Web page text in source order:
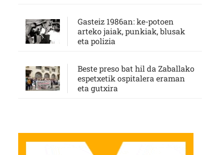
Gasteiz 1986an: ke-potoen
arteko jaiak, punkiak, blusak
eta polizia
Beste preso bat hil da Zaballako
espetxetik ospitalera eraman
eta gutxira